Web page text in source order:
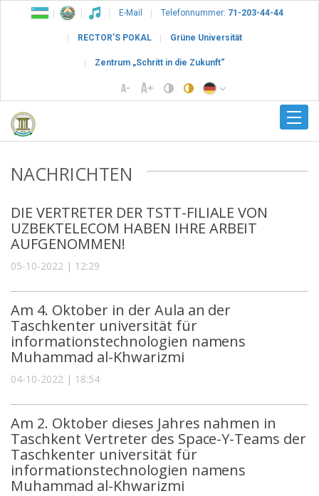
E-Mail Telefonnummer: 71-203-44-44
RECTOR’S POKAL Grüne Universität
Zentrum „Schritt in die Zukunft“
NACHRICHTEN
DIE VERTRETER DER TSTT-FILIALE VON
UZBEKTELECOM HABEN IHRE ARBEIT
AUFGENOMMEN!
05-10-2022 | 12:29
Am 4. Oktober in der Aula an der
Taschkenter universität für
informationstechnologien namens
Muhammad al-Khwarizmi
04-10-2022 | 18:54
Am 2. Oktober dieses Jahres nahmen in
Taschkent Vertreter des Space-Y-Teams der
Taschkenter universität für
informationstechnologien namens
Muhammad al-Khwarizmi